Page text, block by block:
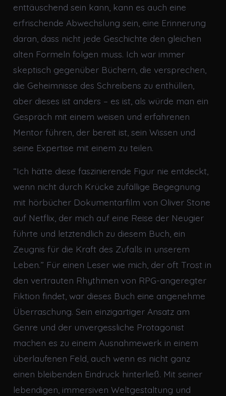
enttäuschend sein kann, kann es auch eine
erfrischende Abwechslung sein, eine Erinnerung
daran, dass nicht jede Geschichte den gleichen
alten Formeln folgen muss. Ich war immer
skeptisch gegenüber Büchern, die versprechen,
die Geheimnisse des Schreibens zu enthüllen,
aber dieses ist anders – es ist, als würde man ein
Gespräch mit einem weisen und erfahrenen
Mentor führen, der bereit ist, sein Wissen und
seine Expertise mit einem zu teilen.
“Ich hätte diese faszinierende Figur nie entdeckt,
wenn nicht durch Krücke zufällige Begegnung
mit hörbücher Dokumentarfilm von Oliver Stone
auf Netflix, der mich auf eine Reise der Neugier
führte und letztendlich zu diesem Buch, ein
Zeugnis für die Kraft des Zufalls in unserem
Leben.” Für einen Leser wie mich, der oft Trost in
den vertrauten Rhythmen von RPG-angeregter
Fiktion findet, war dieses Buch eine angenehme
Überraschung. Sein einzigartiger Ansatz am
Genre und der unvergessliche Protagonist
machen es zu einem Ausnahmewerk in einem
überlaufenen Feld, auch wenn es nicht ganz
einen bleibenden Eindruck hinterließ. Mit seiner
lebendigen, immersiven Weltgestaltung und